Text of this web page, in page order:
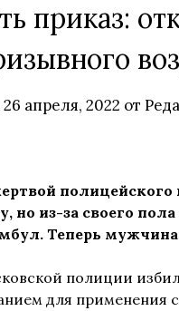
приказ:
26 апреля, 2022 от
полицейского
из-за своего
Теперь
полиции
для применения